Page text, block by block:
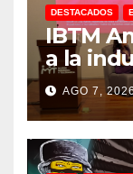
DESTACADOS
IBTM
a la
AGO 7,